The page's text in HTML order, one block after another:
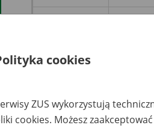
AC
cookies
ZUS wykorzystują
cookies. Możesz